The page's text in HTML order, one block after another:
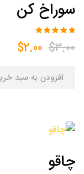
سوراخ کن
$3.00
قیمت
$3.00
$2.00
افزودن به سبد
چاقو